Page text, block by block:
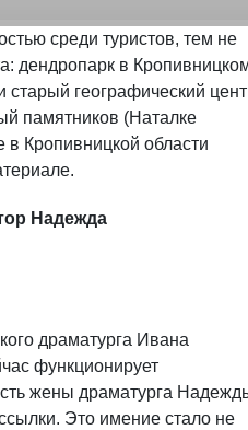
среди туристов, тем не
дендропарк в
географический
памятников (Наталке
в Кропивницкой области
Надежда
драматурга Ивана
функционирует
жены драматурга
Это имение стало не